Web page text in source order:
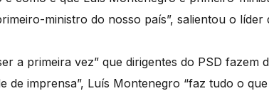
ministro do nosso país”, salientou o líder
a primeira vez” que dirigentes do PSD fazem
de imprensa”, Luís Montenegro “faz tudo o